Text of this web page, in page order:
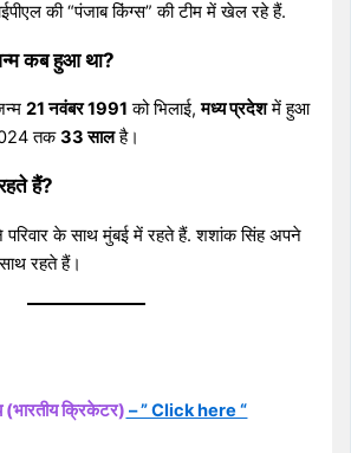
की “पंजाब किंग्स” की टीम में खेल रहे हैं.
कब हुआ था?
21 नवंबर 1991 को भिलाई,मध्य प्रदेशमें हुआ
तक33 सालहै।
हैं?
के साथ मुंबई में रहते हैं. शशांक सिंह अपने
रहते हैं।
(भारतीय क्रिकेटर) – ” Click here “